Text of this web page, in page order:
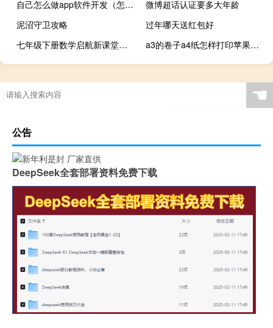
自己怎么做app软件开发（怎么制作app软件）
微博超话认证要多大年龄
泥沼守卫攻略
过年哪天送红包好
七年级下册数学启航新课堂答案2022春季1.5平方差公式（七年级下册数学启航新课堂答案）
a3的卷子a4纸怎样打印苹果手机连打印机
☚
公告
DeepSeek全套部署资料免费下载